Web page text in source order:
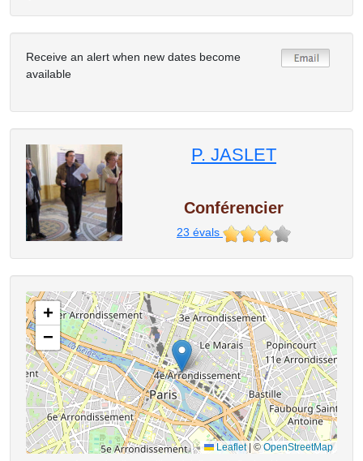
Receive an alert when new dates become
available
P. JASLET
Conférencier
23 évals
+
−
Leaflet ©OpenStreetMap